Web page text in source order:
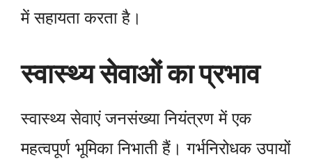
में सहायता करता है।
स्वास्थ्य सेवाओं का प्रभाव
स्वास्थ्य सेवाएं जनसंख्या नियंत्रण में एक
महत्वपूर्ण भूमिका निभाती हैं। गर्भनिरोधक उपायों